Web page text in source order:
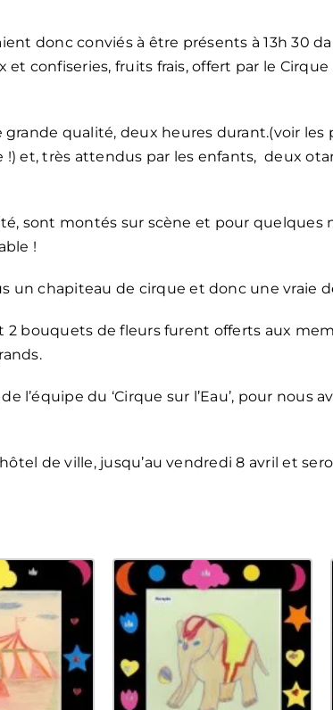
donc conviés à être présents à 13h 30
confiseries, fruits frais, offert par le
qualité, deux heures durant.(voir les
et, très attendus par les enfants, deux
sont montés sur scène et pour
!
un chapiteau de cirque et donc une vraie
bouquets de fleurs furent offerts aux
du ‘Cirque sur l’Eau’, pour nous
de ville, jusqu’au vendredi 8 avril et